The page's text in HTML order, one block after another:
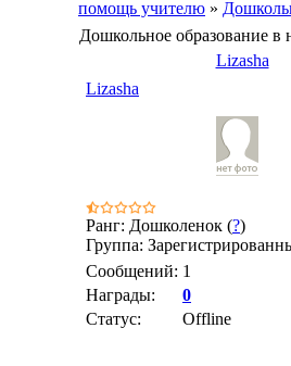
помощь учителю »
Дошкольное образование в
Lizasha
Lizasha
Ранг: Дошколенок (?)
Группа:
Сообщений: 1
Награды:
0
Статус:
Offline